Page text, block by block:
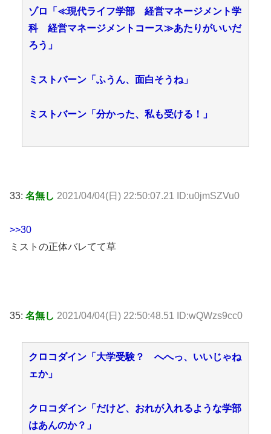
ゾロ「≪現代ライフ学部 経営マネージメント学
科 経営マネージメントコース≫あたりがいいだ
ろう」
ミストバーン「ふうん、面白そうね」
ミストバーン「分かった、私も受ける！」
33: 名無し 2021/04/04(日) 22:50:07.21 ID:u0jmSZVu0
>>30
ミストの正体バレてて草
35: 名無し 2021/04/04(日) 22:50:48.51 ID:wQWzs9cc0
クロコダイン「大学受験？ へへっ、いいじゃね
ェか」
クロコダイン「だけど、おれが入れるような学部
はあんのか？」